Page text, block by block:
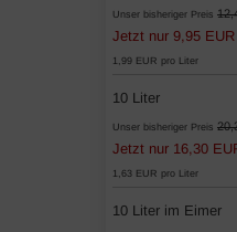
Unser bisheriger Preis
Jetzt nur 9,95 EUR
1,99 EUR pro Liter
10 Liter
Unser bisheriger Preis
Jetzt nur 16,30
1,63 EUR pro Liter
10 Liter im Eimer